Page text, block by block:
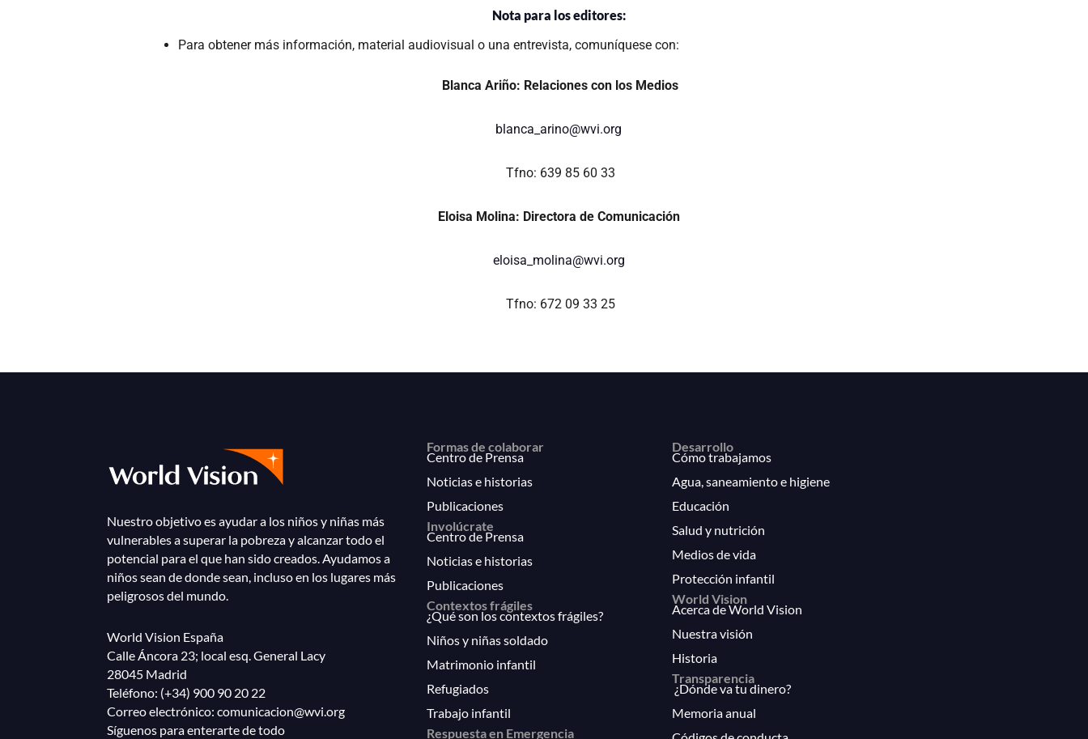
Nota para los editores:
Para obtener más información, material audiovisual o una entrevista, comuníquese con:
Blanca Ariño: Relaciones con los Medios
blanca_arino@wvi.org
Tfno: 639 85 60 33
Eloisa Molina: Directora de Comunicación
eloisa_molina@wvi.org
Tfno: 672 09 33 25
Nuestro objetivo es ayudar a los niños y niñas más
vulnerables a superar la pobreza y alcanzar todo el
potencial para el que han sido creados. Ayudamos a
niños sean de donde sean, incluso en los lugares más
peligrosos del mundo.
World Vision España
Calle Áncora 23; local esq. General Lacy
28045 Madrid
Teléfono: (+34) 900 90 20 22
Correo electrónico: comunicacion@wvi.org
Síguenos para enterarte de todo
Formas de colaborar
Centro de Prensa
Noticias e historias
Publicaciones
Involúcrate
Centro de Prensa
Noticias e historias
Publicaciones
Contextos frágiles
¿Qué son los contextos frágiles?
Niños y niñas soldado
Matrimonio infantil
Refugiados
Trabajo infantil
Respuesta en Emergencia
Desarrollo
Cómo trabajamos
Agua, saneamiento e higiene
Educación
Salud y nutrición
Medios de vida
Protección infantil
World Vision
Acerca de World Vision
Nuestra visión
Historia
Transparencia
¿Dónde va tu dinero?
Memoria anual